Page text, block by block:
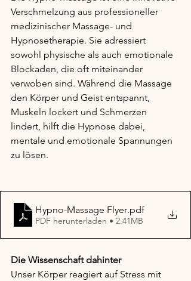
Verschmelzung aus professioneller
medizinischer Massage- und
Hypnosetherapie. Sie adressiert
sowohl physische als auch emotionale
Blockaden, die oft miteinander
verwoben sind. Während die Massage
den Körper und Geist entspannt,
Muskeln lockert und Schmerzen
lindert, hilft die Hypnose dabei,
mentale und emotionale Spannungen
zu lösen.
Hypno-Massage Flyer.pdf
PDF herunterladen • 2.41MB
Die Wissenschaft dahinter
Unser Körper reagiert auf Stress mit